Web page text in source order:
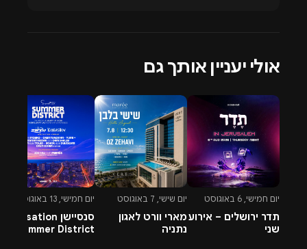
אולי יעניין אותך גם
יום חמישי, 6 באוגוסט
תדר ירושלים – אירוע
שני
יום שישי, 7 באוגוסט
מארי וורט לאגון
נתניה
יום חמישי, 13 באוגוסט
סנסיישן Sensation
Summer District